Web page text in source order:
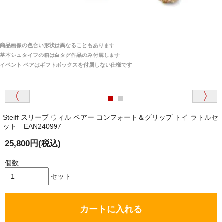
関税はすべて当店にて処理しますのでお客様のご負担
は一切ありません。
商品が届くまでにはどのくらいの期間がかかります
か？
国内で一度検品をしますので、決済確認後、２～４
尚、オーダー注文の場合は４～８週間でのお届けとな
場合がありますので、ご了承の程よろしくお願い致し
ます。）
注文のキャンセルは可能ですか？
大阪府 Y・W 様 （男性）
「取り扱っているNetショップで一番信用出来
兵庫県 A・K 様 （女性）
「ベアちゃんの紹介分が丁寧に書かれていたこ
埼玉県 K・I 様 （女性）
商品画像の色合い形状は異なることもあります
基本シュタイフの箱は白タグ作品のみ付属します
イベント ベアはギフトボックスを付属しない仕様です
Steiff スリープ ウィル ベアー コンフォート＆グリップ トイ ラトルセ
ット EAN240997
25,800円(税込)
個数
セット
カートに入れる